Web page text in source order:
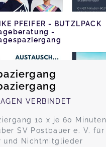
PFEIFER - BUTZLPACK
-
VERBINDET
10 x je 60 Minuten
SV Postbauer e. V. für
und Nichtmitglieder